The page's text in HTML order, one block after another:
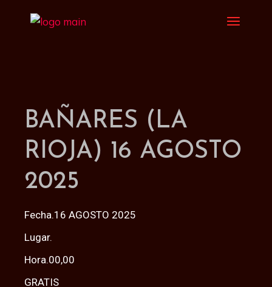
BAÑARES (LA
RIOJA) 16 AGOSTO
2025
Fecha.16 AGOSTO 2025
Lugar.
Hora.00,00
GRATIS